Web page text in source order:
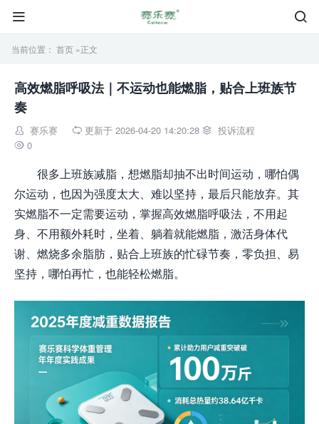


当前位置： 首页 »正文
高效燃脂呼吸法｜不运动也能燃脂，贴合上班族节
奏
 赛乐赛  更新于 2026-04-20 14:20:28  投诉流程
 0
很多上班族减脂，想燃脂却抽不出时间运动，哪怕偶
尔运动，也因为强度太大、难以坚持，最后只能放弃。其
实燃脂不一定需要运动，掌握高效燃脂呼吸法，不用起
身、不用额外耗时，坐着、躺着就能燃脂，激活身体代
谢、燃烧多余脂肪，贴合上班族的忙碌节奏，零负担、易
坚持，哪怕再忙，也能轻松燃脂。